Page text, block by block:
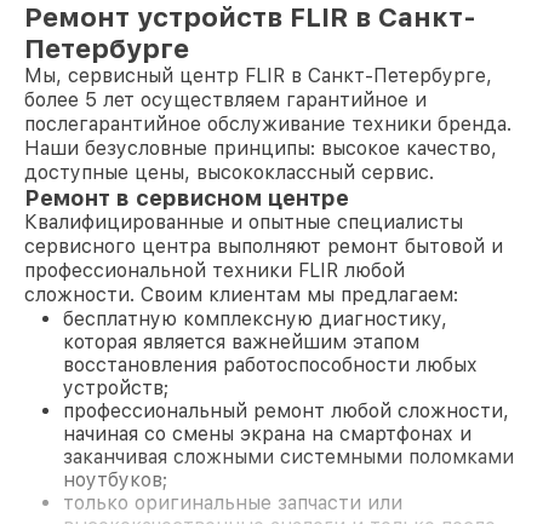
Ремонт устройств FLIR в Санкт-
Петербурге
Мы, сервисный центр FLIR в Санкт-Петербурге,
более 5 лет осуществляем гарантийное и
послегарантийное обслуживание техники бренда.
Наши безусловные принципы: высокое качество,
доступные цены, высококлассный сервис.
Ремонт в сервисном центре
Квалифицированные и опытные специалисты
сервисного центра выполняют ремонт бытовой и
профессиональной техники FLIR любой
сложности. Своим клиентам мы предлагаем:
бесплатную комплексную диагностику,
которая является важнейшим этапом
восстановления работоспособности любых
устройств;
профессиональный ремонт любой сложности,
начиная со смены экрана на смартфонах и
заканчивая сложными системными поломками
ноутбуков;
только оригинальные запчасти или